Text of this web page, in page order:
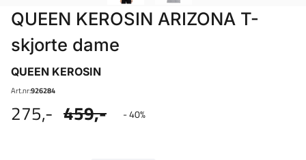
QUEEN KEROSIN ARIZONA T-
skjorte dame
QUEEN KEROSIN
Art.nr:926284
275,- 459,- - 40%